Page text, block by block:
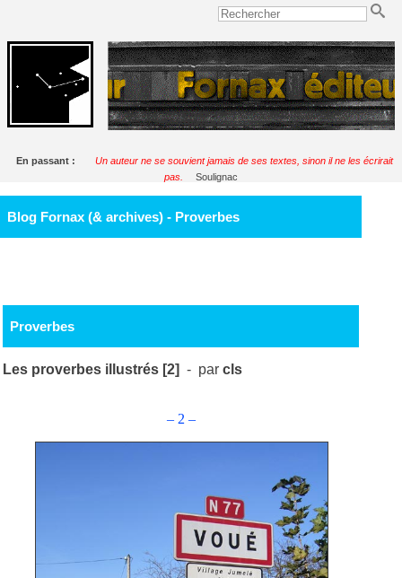
En passant :
Un auteur ne se souvient jamais de ses textes, sinon il ne les écrirait
pas.
Soulignac
Blog Fornax (& archives) - Proverbes
Proverbes
Les proverbes illustrés [2] - parcls
– 2 –